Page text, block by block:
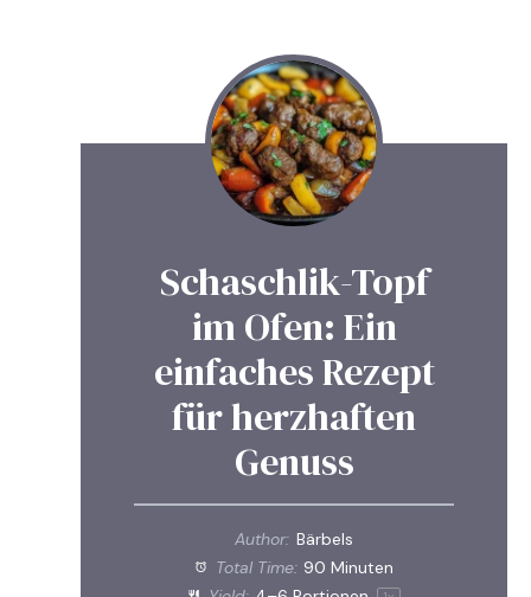
Schaschlik-Topf
im Ofen: Ein
einfaches Rezept
für herzhaften
Genuss
Author: Bärbels
Total Time: 90 Minuten